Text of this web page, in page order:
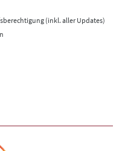
(inkl. aller Updates)